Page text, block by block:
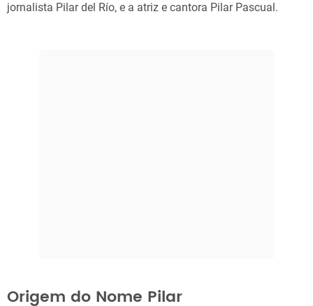
jornalista Pilar del Río, e a atriz e cantora Pilar Pascual.
Origem do Nome Pilar